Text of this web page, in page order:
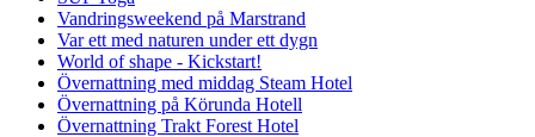
Vandringsweekend på Marstrand
Var ett med naturen under ett dygn
World of shape - Kickstart!
Övernattning med middag Steam Hotel
Övernattning på Körunda Hotell
Övernattning Trakt Forest Hotel